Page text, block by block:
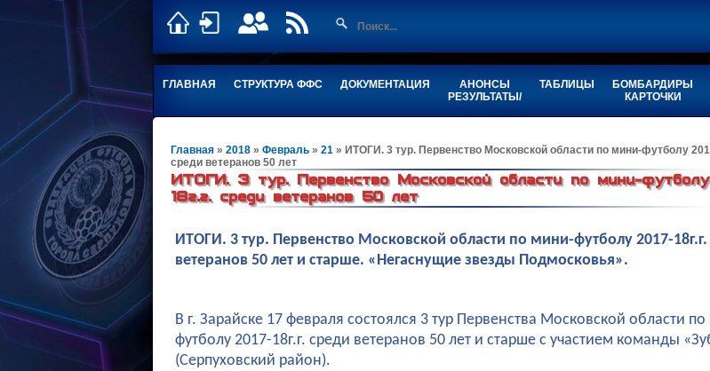
ГЛАВНАЯ СТРУКТУРА ФФС ДОКУМЕНТАЦИЯ
АНОНСЫ
РЕЗУЛЬТАТЫ/
ТАБЛИЦЫ
БОМБАРДИРЫ
КАРТОЧКИ
Главная » 2018 » Февраль » 21 » ИТОГИ. 3 тур. Первенство Московской области по мини-футболу
среди ветеранов 50 лет
ИТОГИ. 3 тур. Первенство Московской области по мини-
18г.г. среди ветеранов 50 лет
ИТОГИ. 3 тур. Первенство Московской области по мини-футболу 2017-18г.г.
ветеранов 50 лет и старше. «Негаснущие звезды Подмосковья».
В г. Зарайске 17 февраля состоялся 3 тур Первенства Московской области
футболу 2017-18г.г. среди ветеранов 50 лет и старше с участием команды
(Серпуховский район).